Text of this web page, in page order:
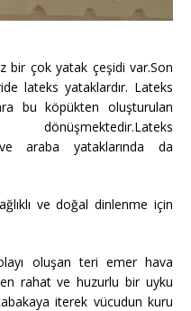
bir çok yatak çeşidi var.Son
lateks yataklardır. Lateks
bu köpükten oluşturulan
araba yataklarında da
ve doğal dinlenme için
oluşan teri emer hava
rahat ve huzurlu bir uyku
iterek vücudun kuru